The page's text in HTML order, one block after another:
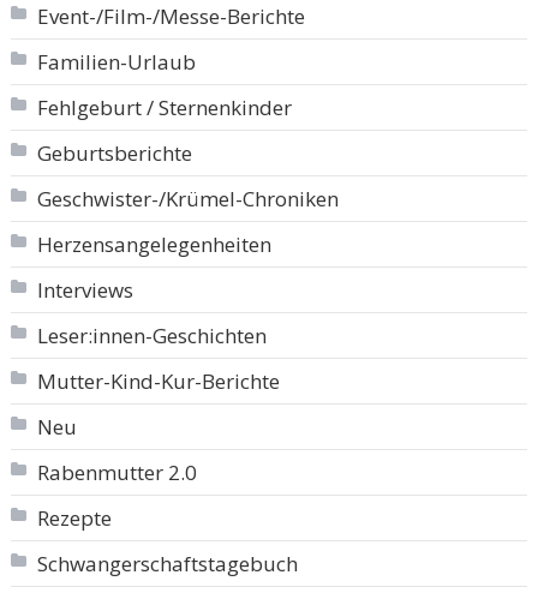
Event-/Film-/Messe-Berichte
Familien-Urlaub
Fehlgeburt / Sternenkinder
Geburtsberichte
Geschwister-/Krümel-Chroniken
Herzensangelegenheiten
Interviews
Leser:innen-Geschichten
Mutter-Kind-Kur-Berichte
Neu
Rabenmutter 2.0
Rezepte
Schwangerschaftstagebuch